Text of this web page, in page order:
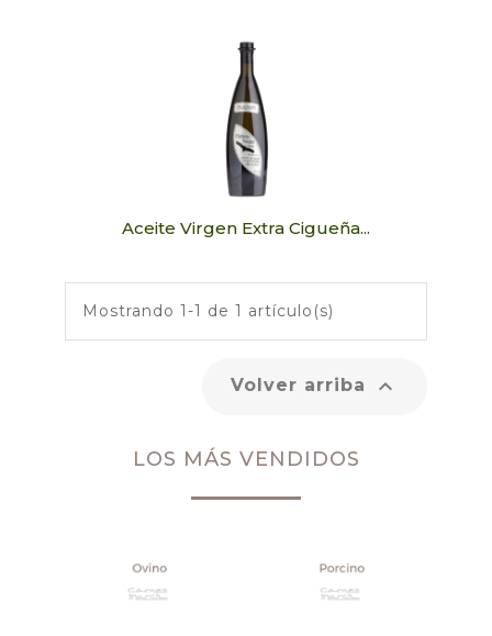
Aceite Virgen Extra Cigueña...
Mostrando 1-1 de 1 artículo(s)
Volver arriba 
LOS MÁS VENDIDOS